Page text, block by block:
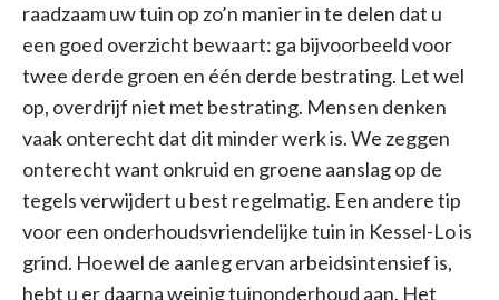
raadzaam uw tuin op zo’n manier in te delen dat u
een goed overzicht bewaart: ga bijvoorbeeld voor
twee derde groen en één derde bestrating. Let wel
op, overdrijf niet met bestrating. Mensen denken
vaak onterecht dat dit minder werk is. We zeggen
onterecht want onkruid en groene aanslag op de
tegels verwijdert u best regelmatig. Een andere tip
voor een onderhoudsvriendelijke tuin in Kessel-Lo is
grind. Hoewel de aanleg ervan arbeidsintensief is,
hebt u er daarna weinig tuinonderhoud aan. Het